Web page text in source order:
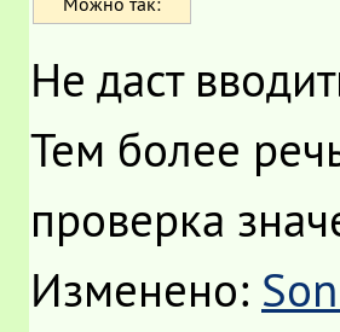
Не даст
Тем более
проверка
Изменено: